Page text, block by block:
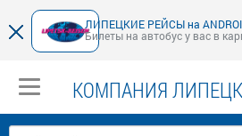
ЛИПЕЦКИЕ РЕЙСЫ на
Билеты на автобус у вас в
КОМПАНИЯ